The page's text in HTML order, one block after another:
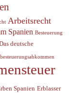
Arbeitsrecht
Spanien Besteuerung
deutsche
Spanien Erblasser